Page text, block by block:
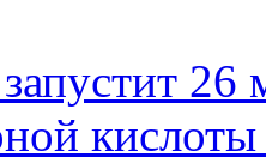
26
кислоты